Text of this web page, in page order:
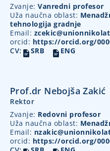
Zvanje: Vanredni profesor
Uža naučna oblast:
tehnologija gradnje
Email:
orcid: https://orcid.org/
CV:
SRB ENG
Prof.dr Nebojša Zakić
Rektor
Zvanje: Redovni profesor
Uža naučna oblast:
Email:
orcid: https://orcid.org/